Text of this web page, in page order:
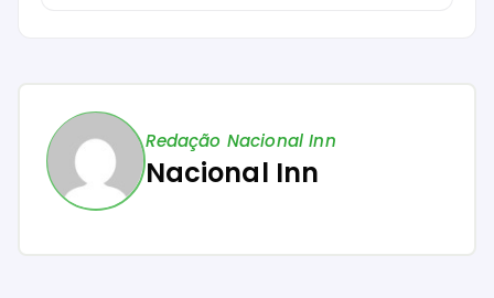
Redação Nacional Inn
Nacional Inn